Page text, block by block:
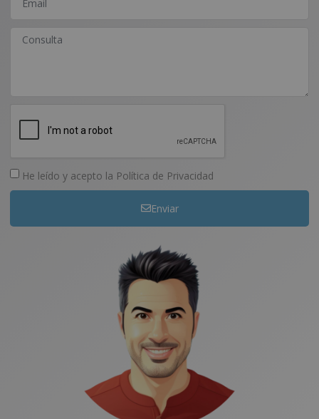
He leído y acepto la Política de Privacidad
Enviar